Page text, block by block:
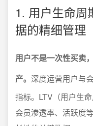
1. 用户生命周
据的精细管理
用户不是一次性买卖
产。 深度运营用户与
指标。LTV（用户生
会员渗透率、活跃度